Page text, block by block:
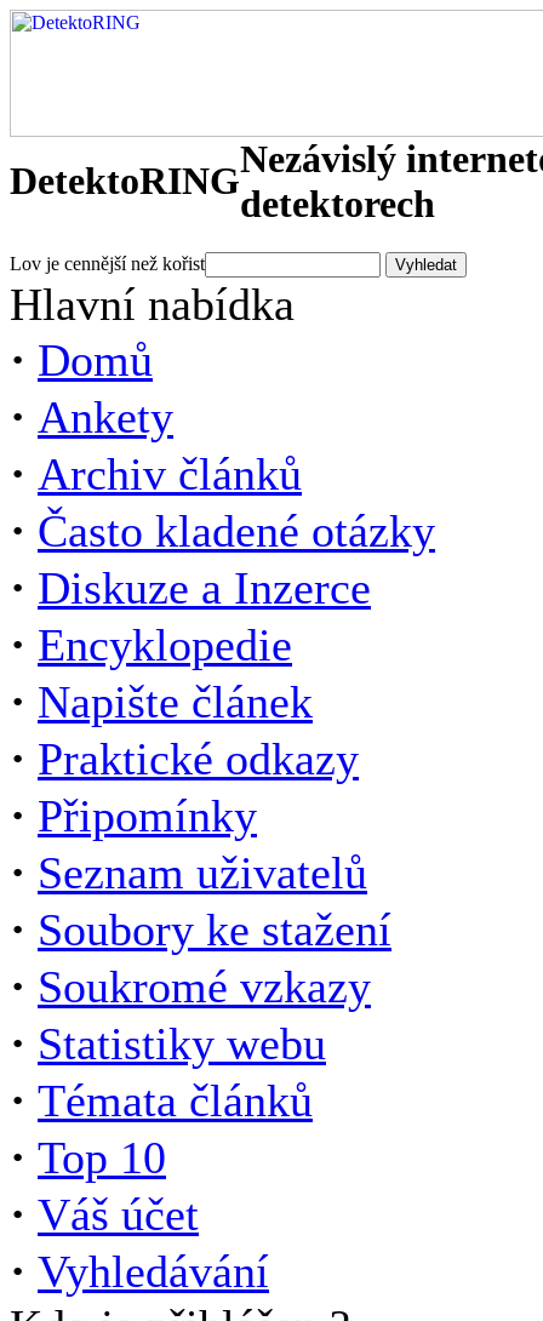
DetektoRINGNezávislý
detektorech
Lov je cennější než kořist
Hlavní nabídka
· Domů
· Ankety
· Archiv článků
· Často kladené otázky
· Diskuze a Inzerce
· Encyklopedie
· Napište článek
· Praktické odkazy
· Připomínky
· Seznam uživatelů
· Soubory ke stažení
· Soukromé vzkazy
· Statistiky webu
· Témata článků
· Top 10
· Váš účet
· Vyhledávání